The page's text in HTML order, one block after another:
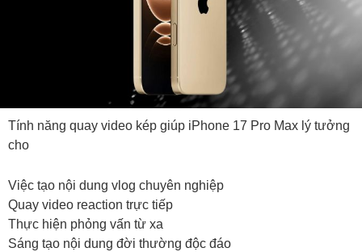
Tính năng quay video kép giúp iPhone 17 Pro Max lý tưởng
cho
Việc tạo nội dung vlog chuyên nghiệp
Quay video reaction trực tiếp
Thực hiện phỏng vấn từ xa
Sáng tạo nội dung đời thường độc đáo